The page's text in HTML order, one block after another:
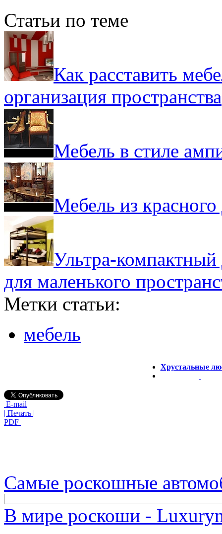
Статьи по теме
Как расставить
организация пространства
Мебель в стиле
Мебель из красного
Ультра-
для маленького
Метки статьи:
мебель
Хрустальные
E-mail
| Печать |
PDF
Самые роскошные
В мире роскоши -